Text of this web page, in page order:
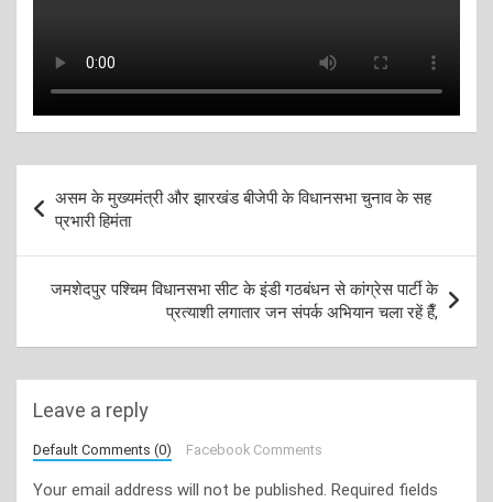
navigation
असम के मुख्यमंत्री और झारखंड बीजेपी के विधानसभा चुनाव के सह
प्रभारी हिमंता
जमशेदपुर पश्चिम विधानसभा सीट के इंडी गठबंधन से कांग्रेस पार्टी के
प्रत्याशी लगातार जन संपर्क अभियान चला रहें हैँ,
Leave a reply
Default Comments (0) Facebook Comments
Your email address will not be published. Required fields